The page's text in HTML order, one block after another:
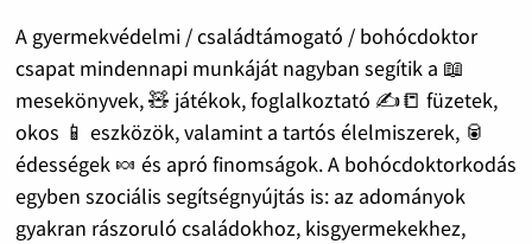
A gyermekvédelmi / családtámogató / bohócdoktor
csapat mindennapi munkáját nagyban segítik a 📖
mesekönyvek, 🧸 játékok, foglalkoztató ✍️📒 füzetek,
okos 📱 eszközök, valamint a tartós élelmiszerek, 🥫
édességek 🍬 és apró finomságok. A bohócdoktorkodás
egyben szociális segítségnyújtás is: az adományok
gyakran rászoruló családokhoz, kisgyermekekhez,